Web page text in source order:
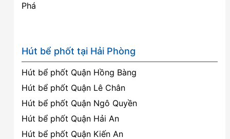
Phá
Hút bể phốt tại Hải Phòng
Hút bể phốt Quận Hồng Bàng
Hút bể phốt Quận Lê Chân
Hút bể phốt Quận Ngô Quyền
Hút bể phốt Quận Hải An
Hút bể phốt Quận Kiến An